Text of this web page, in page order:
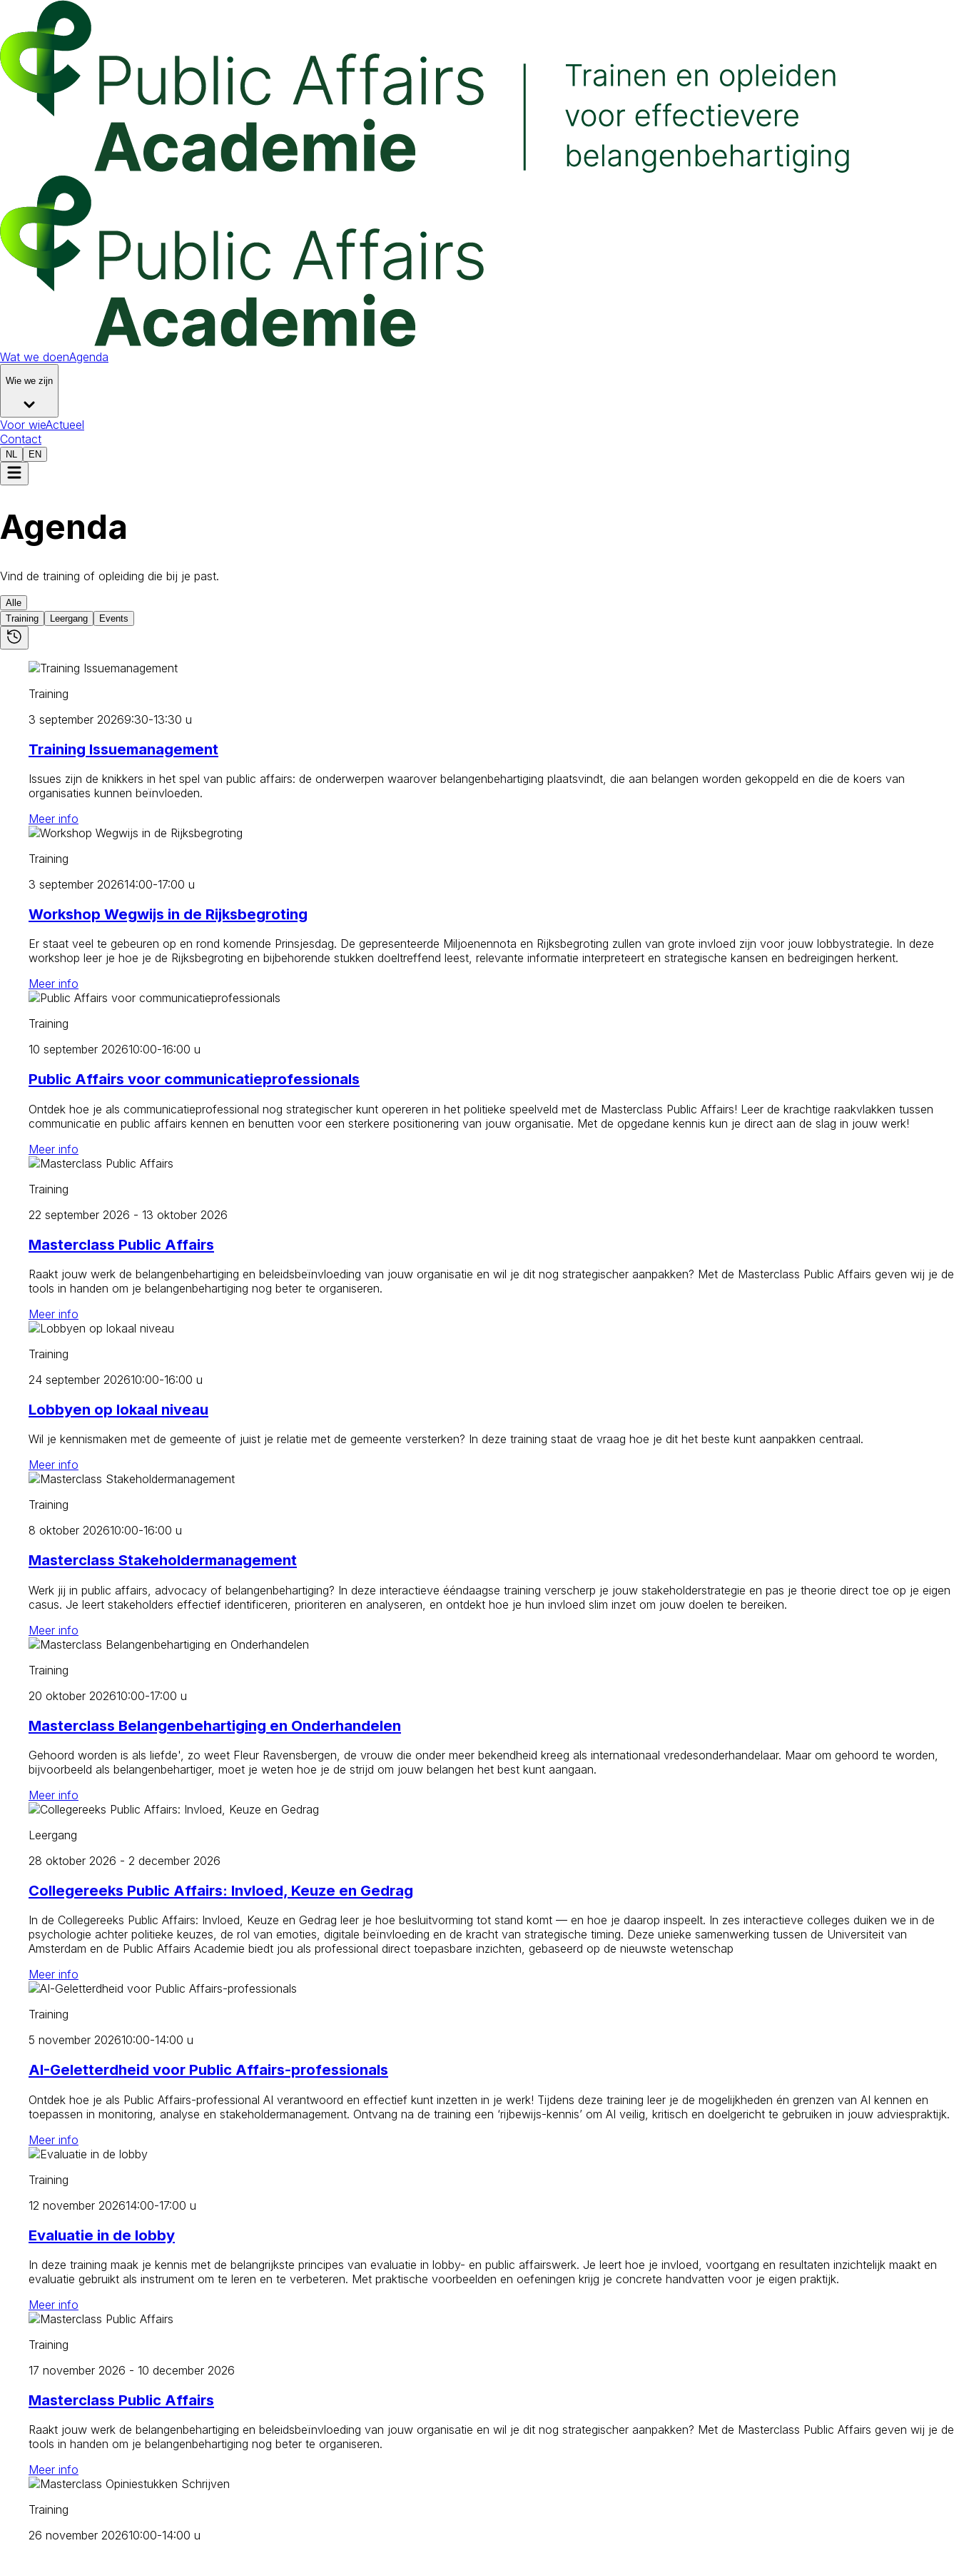
Wat we doenAgenda
Wie we zijn
Voor wieActueel
Contact
NL EN
Agenda
Vind de training of opleiding die bij je past.
Alle
Training
Leergang Events
Training
3 september 20269:30-13:30 u
Training Issuemanagement
Issues zijn de knikkers in het spel van public affairs: de onderwerpen waarover belangenbehartiging plaatsvindt, die aan belangen worden gekoppeld en die de koers van
organisaties kunnen beïnvloeden.
Meer info
Training
3 september 202614:00-17:00 u
Workshop Wegwijs in de Rijksbegroting
Er staat veel te gebeuren op en rond komende Prinsjesdag. De gepresenteerde Miljoenennota en Rijksbegroting zullen van grote invloed zijn voor jouw lobbystrategie. In deze
workshop leer je hoe je de Rijksbegroting en bijbehorende stukken doeltreffend leest, relevante informatie interpreteert en strategische kansen en bedreigingen herkent.
Meer info
Training
10 september 202610:00-16:00 u
Public Affairs voor communicatieprofessionals
Ontdek hoe je als communicatieprofessional nog strategischer kunt opereren in het politieke speelveld met de Masterclass Public Affairs! Leer de krachtige raakvlakken tussen
communicatie en public affairs kennen en benutten voor een sterkere positionering van jouw organisatie. Met de opgedane kennis kun je direct aan de slag in jouw werk!
Meer info
Training
22 september 2026 - 13 oktober 2026
Masterclass Public Affairs
Raakt jouw werk de belangenbehartiging en beleidsbeïnvloeding van jouw organisatie en wil je dit nog strategischer aanpakken? Met de Masterclass Public Affairs geven wij je de
tools in handen om je belangenbehartiging nog beter te organiseren.
Meer info
Training
24 september 202610:00-16:00 u
Lobbyen op lokaal niveau
Wil je kennismaken met de gemeente of juist je relatie met de gemeente versterken? In deze training staat de vraag hoe je dit het beste kunt aanpakken centraal.
Meer info
Training
8 oktober 202610:00-16:00 u
Masterclass Stakeholdermanagement
Werk jij in public affairs, advocacy of belangenbehartiging? In deze interactieve ééndaagse training verscherp je jouw stakeholderstrategie en pas je theorie direct toe op je eigen
casus. Je leert stakeholders effectief identificeren, prioriteren en analyseren, en ontdekt hoe je hun invloed slim inzet om jouw doelen te bereiken.
Meer info
Training
20 oktober 202610:00-17:00 u
Masterclass Belangenbehartiging en Onderhandelen
Gehoord worden is als liefde', zo weet Fleur Ravensbergen, de vrouw die onder meer bekendheid kreeg als internationaal vredesonderhandelaar. Maar om gehoord te worden,
bijvoorbeeld als belangenbehartiger, moet je weten hoe je de strijd om jouw belangen het best kunt aangaan.
Meer info
Leergang
28 oktober 2026 - 2 december 2026
Collegereeks Public Affairs: Invloed, Keuze en Gedrag
In de Collegereeks Public Affairs: Invloed, Keuze en Gedrag leer je hoe besluitvorming tot stand komt — en hoe je daarop inspeelt. In zes interactieve colleges duiken we in de
psychologie achter politieke keuzes, de rol van emoties, digitale beïnvloeding en de kracht van strategische timing. Deze unieke samenwerking tussen de Universiteit van
Amsterdam en de Public Affairs Academie biedt jou als professional direct toepasbare inzichten, gebaseerd op de nieuwste wetenschap
Meer info
Training
5 november 202610:00-14:00 u
AI-Geletterdheid voor Public Affairs-professionals
Ontdek hoe je als Public Affairs-professional AI verantwoord en effectief kunt inzetten in je werk! Tijdens deze training leer je de mogelijkheden én grenzen van AI kennen en
toepassen in monitoring, analyse en stakeholdermanagement. Ontvang na de training een ‘rijbewijs-kennis’ om AI veilig, kritisch en doelgericht te gebruiken in jouw adviespraktijk.
Meer info
Training
12 november 202614:00-17:00 u
Evaluatie in de lobby
In deze training maak je kennis met de belangrijkste principes van evaluatie in lobby- en public affairswerk. Je leert hoe je invloed, voortgang en resultaten inzichtelijk maakt en
evaluatie gebruikt als instrument om te leren en te verbeteren. Met praktische voorbeelden en oefeningen krijg je concrete handvatten voor je eigen praktijk.
Meer info
Training
17 november 2026 - 10 december 2026
Masterclass Public Affairs
Raakt jouw werk de belangenbehartiging en beleidsbeïnvloeding van jouw organisatie en wil je dit nog strategischer aanpakken? Met de Masterclass Public Affairs geven wij je de
tools in handen om je belangenbehartiging nog beter te organiseren.
Meer info
Training
26 november 202610:00-14:00 u